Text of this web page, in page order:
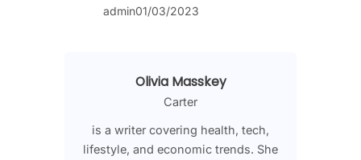
admin01/03/2023
Olivia Masskey
Carter
is a writer covering health, tech,
lifestyle, and economic trends. She